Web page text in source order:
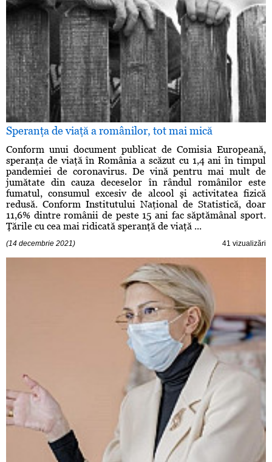
Speranţa de viaţă a românilor, tot mai mică
Conform unui document publicat de Comisia Europeană,
speranţa de viaţă în România a scăzut cu 1,4 ani în timpul
pandemiei de coronavirus. De vină pentru mai mult de
jumătate din cauza deceselor în rândul românilor este
fumatul, consumul excesiv de alcool şi activitatea fizică
redusă. Conform Institutului Naţional de Statistică, doar
11,6% dintre românii de peste 15 ani fac săptămânal sport.
Ţările cu cea mai ridicată speranţă de viaţă ...
(14 decembrie 2021) 41 vizualizări